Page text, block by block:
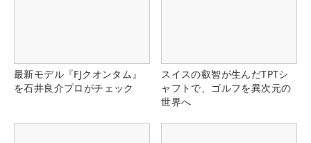
最新モデル『FJクオンタム』
を石井良介プロがチェック
スイスの叡智が生んだTPTシ
ャフトで、ゴルフを異次元の
世界へ